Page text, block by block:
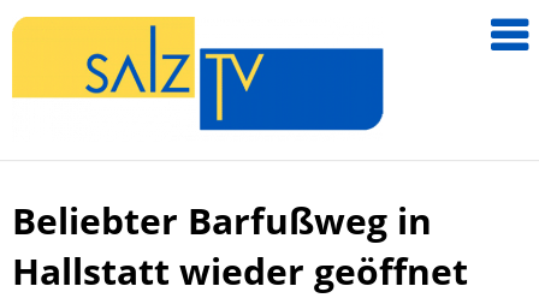
salzTV –
Zum
springen
Beliebter Barfußweg in
Hallstatt wieder geöffnet